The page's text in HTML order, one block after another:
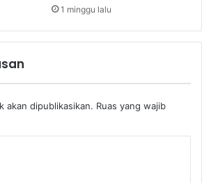
1 minggu lalu
akan dipublikasikan. Ruas yang wajib